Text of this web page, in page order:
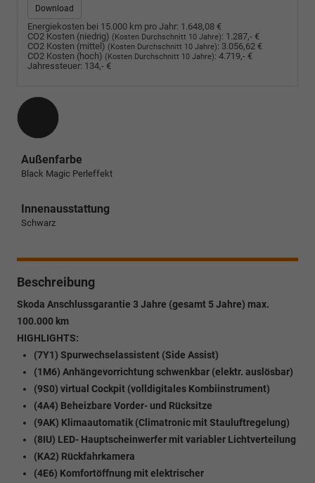
Download
Energiekosten bei 15.000 km pro Jahr: 1.648,08 €
CO2 Kosten (niedrig) (Kosten Durchschnitt 10 Jahre): 1.287,- €
CO2 Kosten (mittel) (Kosten Durchschnitt 10 Jahre): 3.056,62 €
CO2 Kosten (hoch) (Kosten Durchschnitt 10 Jahre): 4.719,- €
Jahressteuer: 134,- €
Außenfarbe
Black Magic Perleffekt
Innenausstattung
Schwarz
Beschreibung
Skoda Anschlussgarantie 3 Jahre (gesamt 5 Jahre) max.
100.000 km
HIGHLIGHTS:
(7Y1) Spurwechselassistent (Side Assist)
(1M6) Anhängevorrichtung schwenkbar (elektr. auslösbar)
(9S0) virtual Cockpit (volldigitales Kombiinstrument)
(4A4) Beheizbare Vorder- und Rücksitze
(9AK) Klimaautomatik (Climatronic mit Stauluftregelung)
(8IU) LED- Hauptscheinwerfer mit variabler Lichtverteilung
(KA2) Rückfahrkamera
(4E6) Komfortöffnung mit elektrischer